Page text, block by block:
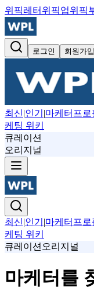
위픽레터 위픽업위픽
로그인 회원가입
최신|인기 |마케터프로
케팅 위키
큐레이션
오리지널
최신|인기 |마케터프로
케팅 위키
큐레이션 오리지널
마케터를